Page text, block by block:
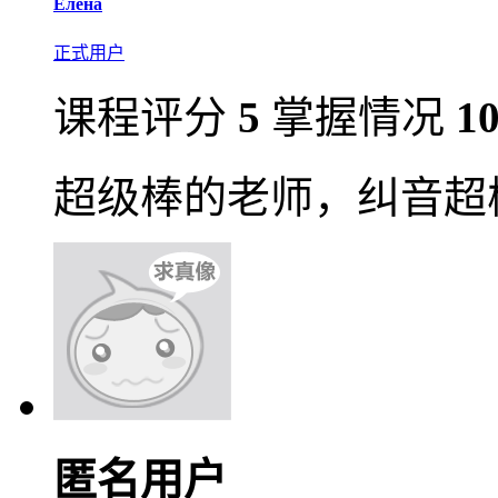
Елена
正式用户
课程评分 5 掌握情况
超级棒的老师，纠音超
匿名用户